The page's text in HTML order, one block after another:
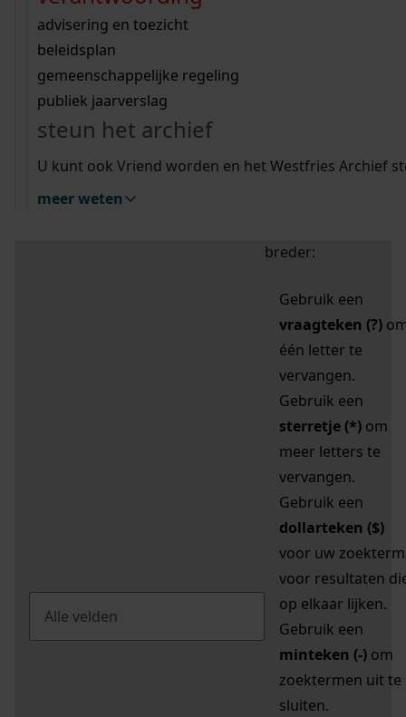
bouwvergunningen
omgevingsvergunningen
vergunningen
beeld en geluid
uitleg nodig?
Wij helpen u op weg met een aantal zoektips.
bekijk alle zoektips
Wij helpen u op weg met een aantal zoektips.
bekijk alle zoektips
bekijk ons geschiedenislokaal
advisering en toezicht
beleidsplan
gemeenschappelijke regeling
publiek jaarverslag
steun het archief
U kunt ook Vriend worden en het Westfries Archief
meer weten
zoektips
Mijn Studiezaal (inloggen)
uw zoekopdracht te
breder:
Gebruik een
vraagteken (?)
één letter te
vervangen.
Gebruik een
sterretje (*) om
meer letters te
vervangen.
Gebruik een
dollarteken ($)
voor uw zoekterm
voor resultaten
op elkaar lijken.
Gebruik een
minteken (-) om
zoektermen uit te
sluiten.